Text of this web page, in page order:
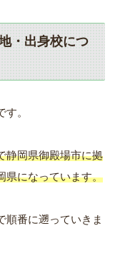
・出身校につ
す。
静岡県御殿場市に拠
県になっています。
順番に遡っていきま